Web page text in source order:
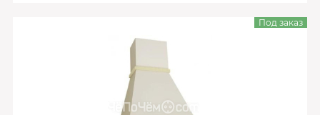
Под заказ